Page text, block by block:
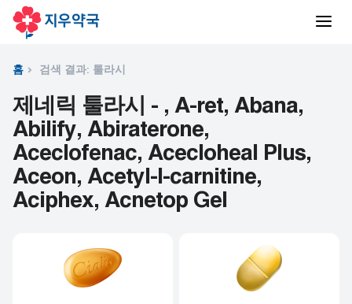
홈 검색 결과: 툴라시
제네릭 툴라시 - , A-ret, Abana,
Abilify, Abiraterone,
Aceclofenac, Acecloheal Plus,
Aceon, Acetyl-l-carnitine,
Aciphex, Acnetop Gel